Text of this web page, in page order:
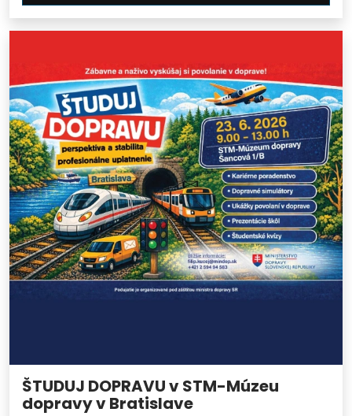
ŠTUDUJ DOPRAVU v STM-Múzeu
dopravy v Bratislave